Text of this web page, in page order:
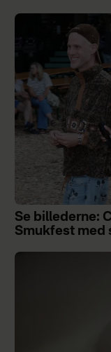
Se billederne:
Smukfest